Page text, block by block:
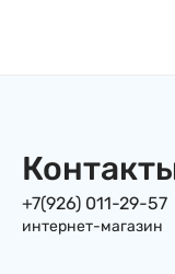
+7(926) 011-29-57
интернет-магазин